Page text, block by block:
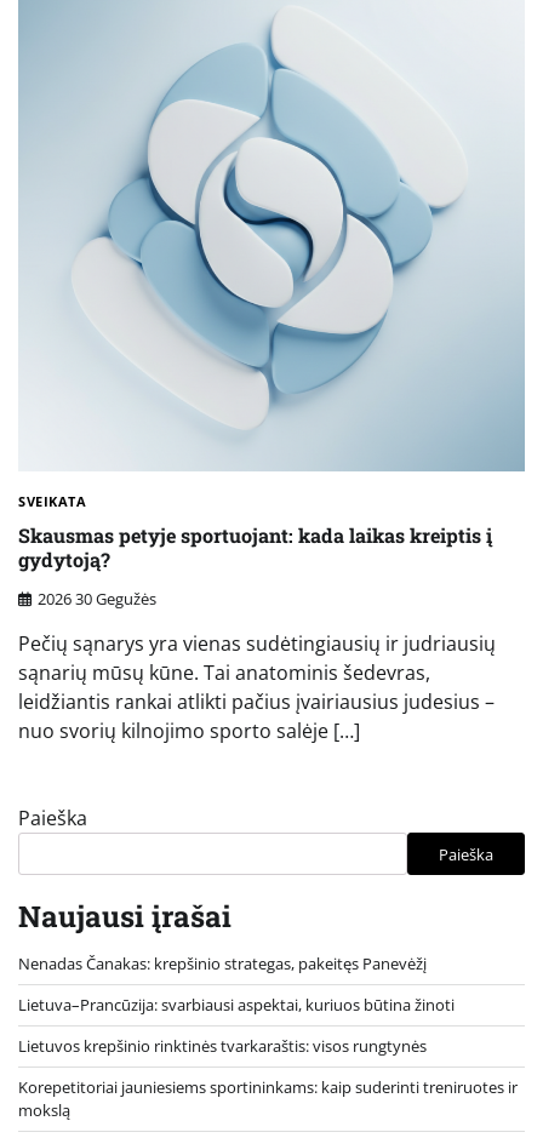
SVEIKATA
Skausmas petyje sportuojant: kada laikas kreiptis į
gydytoją?
2026 30 Gegužės
Pečių sąnarys yra vienas sudėtingiausių ir judriausių
sąnarių mūsų kūne. Tai anatominis šedevras,
leidžiantis rankai atlikti pačius įvairiausius judesius –
nuo svorių kilnojimo sporto salėje […]
Paieška
Paieška
Naujausi įrašai
Nenadas Čanakas: krepšinio strategas, pakeitęs Panevėžį
Lietuva–Prancūzija: svarbiausi aspektai, kuriuos būtina žinoti
Lietuvos krepšinio rinktinės tvarkaraštis: visos rungtynės
Korepetitoriai jauniesiems sportininkams: kaip suderinti treniruotes ir
mokslą